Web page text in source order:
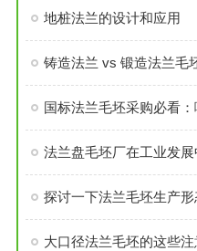
地桩法兰的设计和应用
铸造法兰 vs 锻造法兰毛
法兰盘毛坯厂在工业发
探讨一下法兰毛坯生产
大口径法兰毛坯的这些